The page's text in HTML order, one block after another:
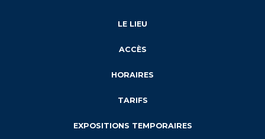
LE LIEU
ACCÈS
HORAIRES
TARIFS
EXPOSITIONS TEMPORAIRES